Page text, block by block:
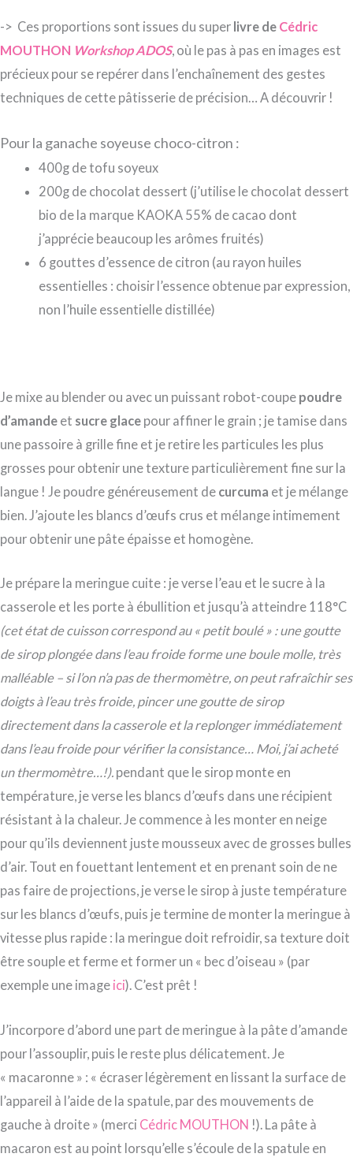
-> Ces proportions sont issues du super livre de Cédric
MOUTHON Workshop ADOS, où le pas à pas en images est
précieux pour se repérer dans l’enchaînement des gestes
techniques de cette pâtisserie de précision… A découvrir !
Pour la ganache soyeuse choco-citron :
400g de tofu soyeux
200g de chocolat dessert (j’utilise le chocolat dessert
bio de la marque KAOKA 55% de cacao dont
j’apprécie beaucoup les arômes fruités)
6 gouttes d’essence de citron (au rayon huiles
essentielles : choisir l’essence obtenue par expression,
non l’huile essentielle distillée)
Je mixe au blender ou avec un puissant robot-coupe poudre
d’amande et sucre glace pour affiner le grain ; je tamise dans
une passoire à grille fine et je retire les particules les plus
grosses pour obtenir une texture particulièrement fine sur la
langue ! Je poudre généreusement de curcuma et je mélange
bien. J’ajoute les blancs d’œufs crus et mélange intimement
pour obtenir une pâte épaisse et homogène.
Je prépare la meringue cuite : je verse l’eau et le sucre à la
casserole et les porte à ébullition et jusqu’à atteindre 118°C
(cet état de cuisson correspond au « petit boulé » : une goutte
de sirop plongée dans l’eau froide forme une boule molle, très
malléable – si l’on n’a pas de thermomètre, on peut rafraîchir ses
doigts à l’eau très froide, pincer une goutte de sirop
directement dans la casserole et la replonger immédiatement
dans l’eau froide pour vérifier la consistance… Moi, j’ai acheté
un thermomètre…!). pendant que le sirop monte en
température, je verse les blancs d’œufs dans une récipient
résistant à la chaleur. Je commence à les monter en neige
pour qu’ils deviennent juste mousseux avec de grosses bulles
d’air. Tout en fouettant lentement et en prenant soin de ne
pas faire de projections, je verse le sirop à juste température
sur les blancs d’œufs, puis je termine de monter la meringue à
vitesse plus rapide : la meringue doit refroidir, sa texture doit
être souple et ferme et former un « bec d’oiseau » (par
exemple une image ici). C’est prêt !
J’incorpore d’abord une part de meringue à la pâte d’amande
pour l’assouplir, puis le reste plus délicatement. Je
« macaronne » : « écraser légèrement en lissant la surface de
l’appareil à l’aide de la spatule, par des mouvements de
gauche à droite » (merci Cédric MOUTHON !). La pâte à
macaron est au point lorsqu’elle s’écoule de la spatule en